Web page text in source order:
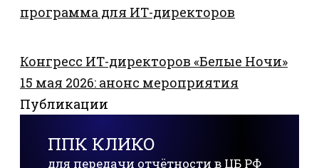
программа для ИТ-директоров
Конгресс ИТ-директоров «Белые Ночи»
15 мая 2026: анонс мероприятия
Публикации
ППК КЛИКО
для передачи отчётности в ЦБ РФ